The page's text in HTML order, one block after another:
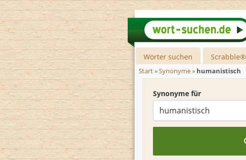
Wörter suchen Scrabble®
Start»Synonyme» humanistisch
Synonyme für